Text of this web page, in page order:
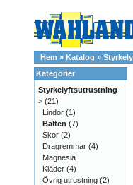
Hem »Katalog »
Kategorier
Styrkelyftsutrustning-
> (21)
Lindor (1)
Bälten (7)
Skor (2)
Dragremmar (4)
Magnesia
Kläder (4)
Övrig utrustning (2)